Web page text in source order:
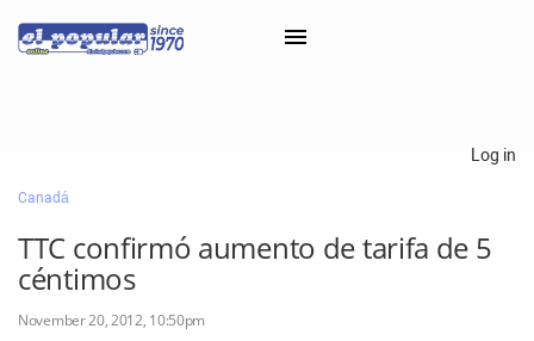
Classifieds
Categorías
Log in
Canadá
TTC confirmó aumento de tarifa de 5
céntimos
November 20, 2012, 10:50pm